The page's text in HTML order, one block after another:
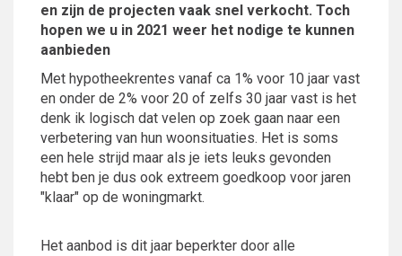
en zijn de projecten vaak snel verkocht. Toch
hopen we u in 2021 weer het nodige te kunnen
aanbieden
Met hypotheekrentes vanaf ca 1% voor 10 jaar vast
en onder de 2% voor 20 of zelfs 30 jaar vast is het
denk ik logisch dat velen op zoek gaan naar een
verbetering van hun woonsituaties. Het is soms
een hele strijd maar als je iets leuks gevonden
hebt ben je dus ook extreem goedkoop voor jaren
"klaar" op de woningmarkt.
Het aanbod is dit jaar beperkter door alle